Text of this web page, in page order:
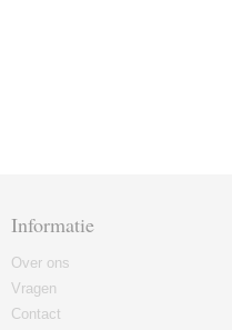
Informatie
Over ons
Vragen
Contact